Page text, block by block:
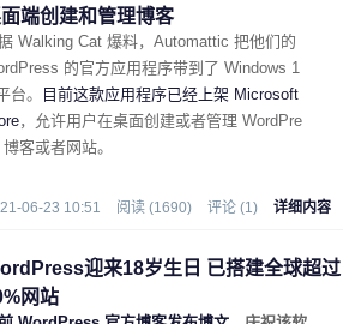
端创建和管理博客
Walking Cat 爆料，Automattic 把他们的
的官方应用程序带到了 Windows 1
台。
目前这款应用程序已经上架 Microsoft
，允许用户在桌面创建或者管理 WordPre
客或者网站。
06-23 10:51 阅读 (1690) 评论 (1) 详细内容
迎来18岁生日 已搭建全球超过
网站